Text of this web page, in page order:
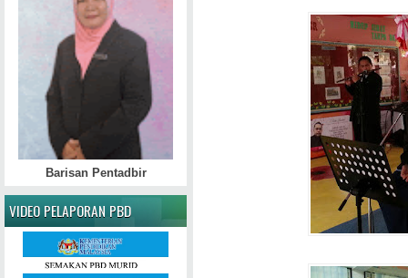
Barisan Pentadbir
VIDEO PELAPORAN PBD